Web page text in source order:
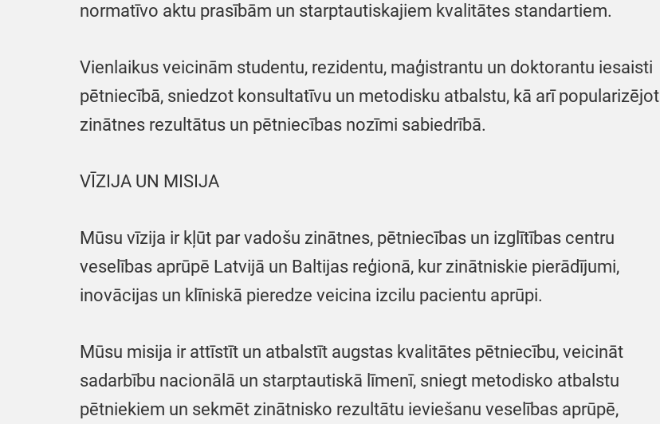
normatīvo aktu prasībām un starptautiskajiem kvalitātes standartiem.
Vienlaikus veicinām studentu, rezidentu, maģistrantu un doktorantu iesaisti
pētniecībā, sniedzot konsultatīvu un metodisku atbalstu, kā arī popularizējot
zinātnes rezultātus un pētniecības nozīmi sabiedrībā.
VĪZIJA UN MISIJA
Mūsu vīzija ir kļūt par vadošu zinātnes, pētniecības un izglītības centru
veselības aprūpē Latvijā un Baltijas reģionā, kur zinātniskie pierādījumi,
inovācijas un klīniskā pieredze veicina izcilu pacientu aprūpi.
Mūsu misija ir attīstīt un atbalstīt augstas kvalitātes pētniecību, veicināt
sadarbību nacionālā un starptautiskā līmenī, sniegt metodisko atbalstu
pētniekiem un sekmēt zinātnisko rezultātu ieviešanu veselības aprūpē,